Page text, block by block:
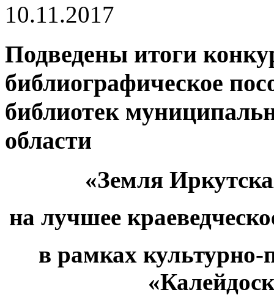
10.11.2017
Подведены итоги
библиографическое
библиотек
области
«Земля
на лучшее
в рамках культурно-